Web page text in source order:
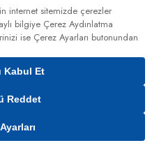
Ver
internet sitemizde çerezler
bilgiye Çerez Aydınlatma
ise Çerez Ayarları butonundan
Kabul Et
Reddet